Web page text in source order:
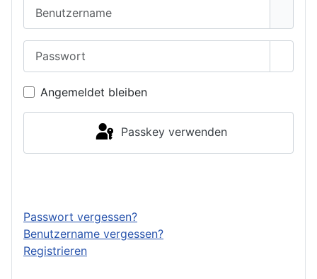
Angemeldet bleiben
Passkey verwenden
Passwort vergessen?
Benutzername vergessen?
Registrieren